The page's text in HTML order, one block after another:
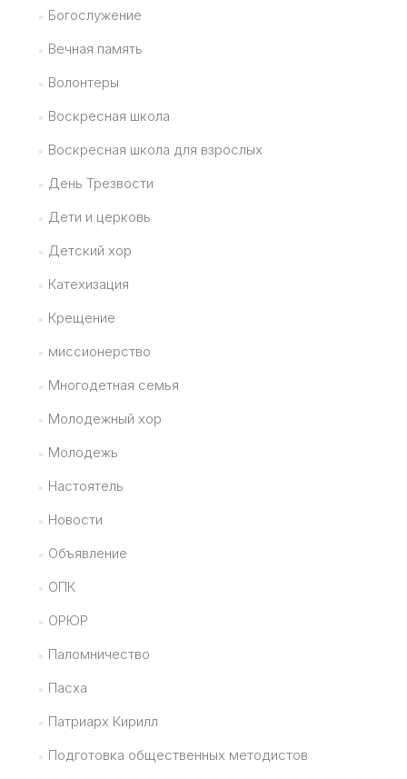
Богослужение
Вечная память
Волонтеры
Воскресная школа
Воскресная школа для взрослых
День Трезвости
Дети и церковь
Детский хор
Катехизация
Крещение
миссионерство
Многодетная семья
Молодежный хор
Молодежь
Настоятель
Новости
Объявление
ОПК
ОРЮР
Паломничество
Пасха
Патриарх Кирилл
Подготовка общественных методистов